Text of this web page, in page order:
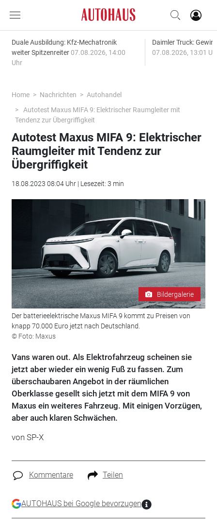
Duale Ausbildung: Kfz-Mechatronik
weiter Spitzenreiter 07.08.2026, 14:00
Uhr
Daimler Truck:
07.08.2026, 13:01
Home Nachrichten
Autohandel
Autotest Maxus MIFA 9: Elektrischer Raumgleiter mit
Tendenz zur Übergriffigkeit
Autotest Maxus MIFA 9: Elektrischer
Raumgleiter mit Tendenz zur
Übergriffigkeit
18.08.2023 08:04 Uhr | Lesezeit: 3 min
Bildergalerie
Der batterieelektrische Maxus MIFA 9 kommt zu Preisen von
knapp 70.000 Euro jetzt nach Deutschland.
© Foto: Maxus
Vans waren out. Als Elektrofahrzeug scheinen sie
jetzt aber wieder ein wenig Fuß zu fassen. Zum
überschaubaren Angebot in der räumlichen
Oberklasse gesellt sich jetzt mit dem MIFA 9 von
Maxus ein weiteres Fahrzeug. Mit einigen Vorzügen,
aber auch klaren Schwächen.
von SP-X
Kommentare Teilen
AUTOHAUS bei Google bevorzugen